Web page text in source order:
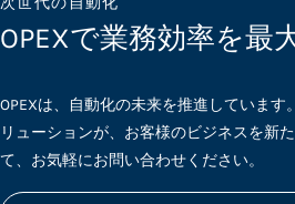
OPEXで業務効率を最
OPEXは、自動化の未来を推進しています
リューションが、お客様のビジネスを新
て、お気軽にお問い合わせください。